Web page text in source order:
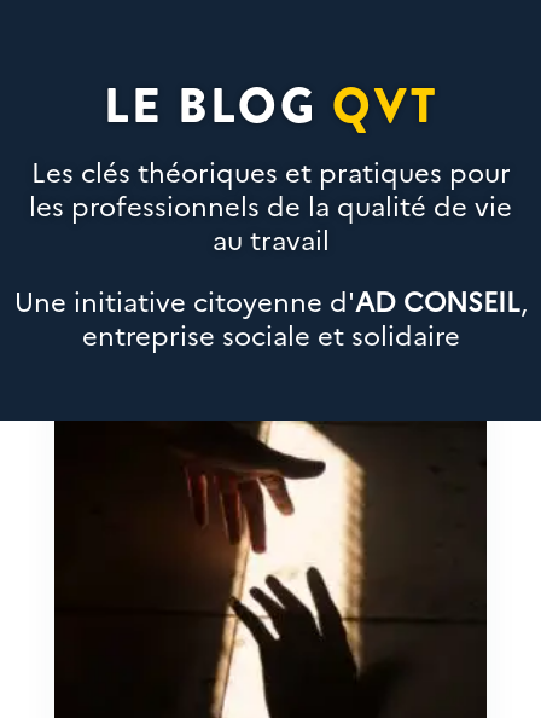
LE BLOG QVT
Les clés théoriques et pratiques pour
les professionnels de la qualité de vie
au travail
Une initiative citoyenne d'AD CONSEIL,
entreprise sociale et solidaire